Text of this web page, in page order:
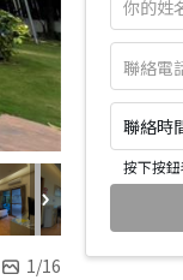
1/16
聯絡時
按下按